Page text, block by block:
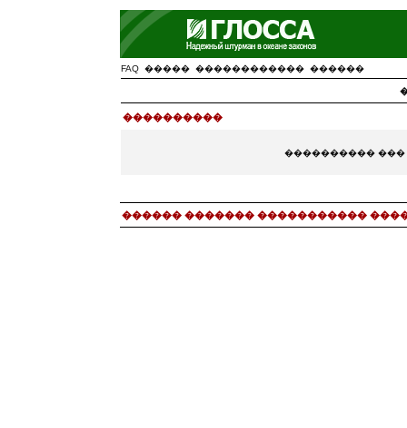
FAQ ����� ������������ ������
����������
����������
������ ������� �����������